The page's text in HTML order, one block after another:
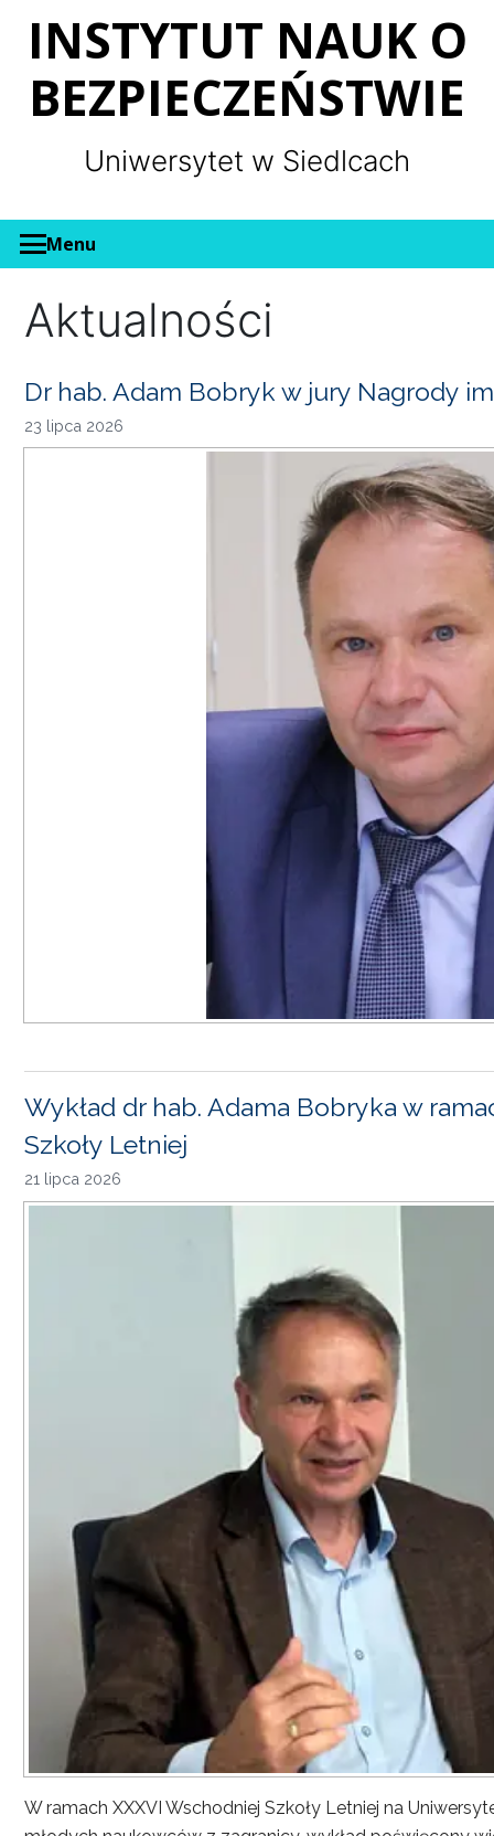
INSTYTUT NAUK O
BEZPIECZEŃSTWIE
Uniwersytet w Siedlcach
Menu
Aktualności
Dr hab. Adam Bobryk w jury Nagrody
23 lipca 2026
Wykład dr hab. Adama Bobryka w
Szkoły Letniej
21 lipca 2026
W ramach XXXVI Wschodniej Szkoły Letniej na